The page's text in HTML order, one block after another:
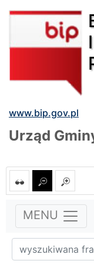
www.bip.gov.pl
Urząd
MENU